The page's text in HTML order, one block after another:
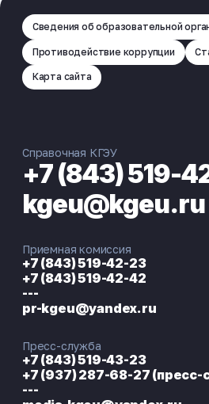
Сведения об образовательной
Противодействие коррупции
Карта сайта
Справочная КГЭУ
+7 (843) 519-
kgeu@kgeu.ru
Приемная комиссия
+7 (843) 519-42-23
+7 (843) 519-42-42
---
pr-kgeu@yandex.ru
Пресс-служба
+7 (843) 519-43-23
+7 (937) 287-68-27 (пресс-
---